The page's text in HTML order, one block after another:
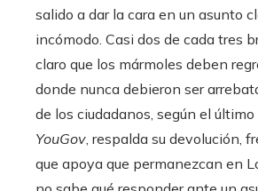
salido a dar la cara en un asunto
incómodo. Casi dos de cada tres
claro que los mármoles deben
donde nunca debieron ser
de los ciudadanos, según el
YouGov , respalda su devolución,
que apoya que permanezcan en